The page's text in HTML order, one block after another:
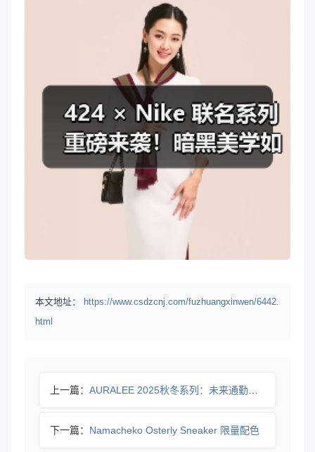
本文地址：
https://www.csdzcnj.com/fuzhuangxinwen/6442.
html
上一篇： AURALEE 2025秋冬系列：未来通勤美学如何颠覆简约穿
下一篇： Namacheko Osterly Sneaker 限量配色